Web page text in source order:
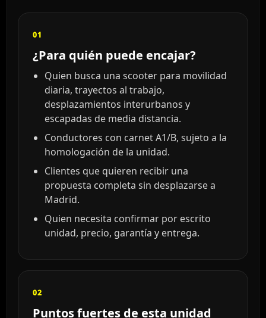
01
¿Para quién puede encajar?
Quien busca una scooter para movilidad
diaria, trayectos al trabajo,
desplazamientos interurbanos y
escapadas de media distancia.
Conductores con carnet A1/B, sujeto a la
homologación de la unidad.
Clientes que quieren recibir una
propuesta completa sin desplazarse a
Madrid.
Quien necesita confirmar por escrito
unidad, precio, garantía y entrega.
02
Puntos fuertes de esta unidad